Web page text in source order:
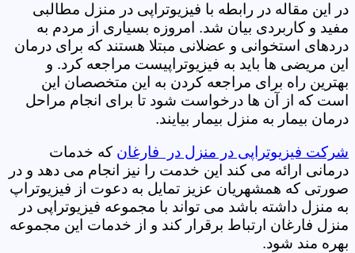
در این مقاله در رابطه با فیزیوتراپی در منزل مطالبی
مفید و کاربردی بیان شد. امروزه بسیاری از مردم به
دردهای استخوانی و عضلانی مبتلا هستند که برای درمان
این مریضی ها باید به فیزیوتراپیست مراجعه کرد. و
بهترین راه برای مراجعه کردن به این متخصصان این
است که از آن ها درخواست شود تا برای انجام مراحل
درمان بیمار به منزل بیمار بیایند.
شرکت فیزیوتراپی در منزل در فارغان که خدمات
درمانی ارائه می کند این خدمت را نیز انجام می دهد و در
صورتی که همشهریان عزیز تمایل به دعوت از فیزیوتراپ
به منزل داشته باشد می تواند با مجموعه فیزیوتراپی در
منزل فارغان ارتباط برقرار کند و از خدمات این مجموعه
بهره مند شود.